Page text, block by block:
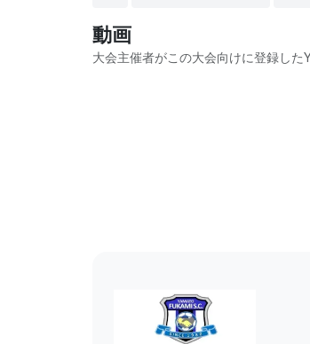
動画
大会主催者がこの大会向けに登録した